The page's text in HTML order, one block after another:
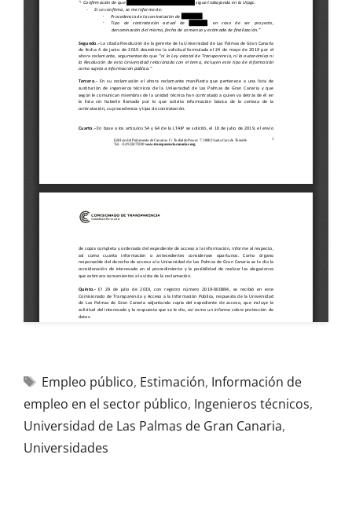
Empleo público, Estimación, Información de
empleo en el sector público, Ingenieros técnicos,
Universidad de Las Palmas de Gran Canaria,
Universidades